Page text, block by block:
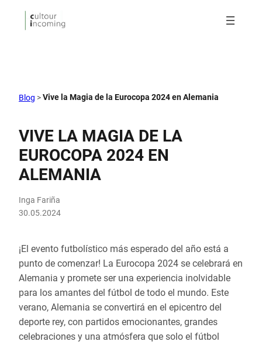
Blog >Vive la Magia de la Eurocopa 2024 en Alemania
VIVE LA MAGIA DE LA
EUROCOPA 2024 EN
ALEMANIA
Inga Fariña
30.05.2024
¡El evento futbolístico más esperado del año está a
punto de comenzar! La Eurocopa 2024 se celebrará en
Alemania y promete ser una experiencia inolvidable
para los amantes del fútbol de todo el mundo. Este
verano, Alemania se convertirá en el epicentro del
deporte rey, con partidos emocionantes, grandes
celebraciones y una atmósfera que solo el fútbol